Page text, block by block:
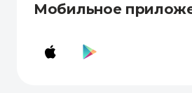
Мобильное